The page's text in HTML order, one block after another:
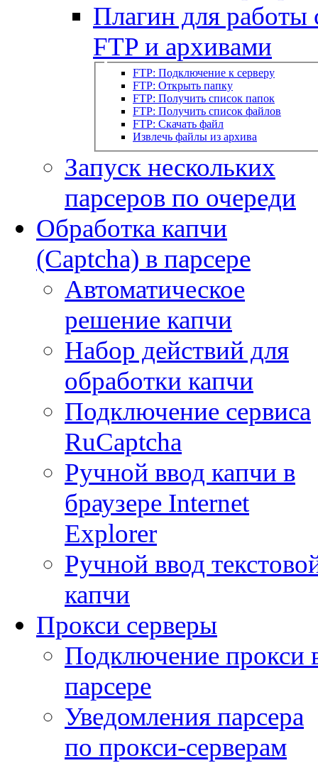
Плагин для работы
FTP и архивами
FTP: Подключение к серверу
FTP: Открыть папку
FTP: Получить список папок
FTP: Получить список файлов
FTP: Скачать файл
Извлечь файлы из архива
Запуск нескольких
парсеров по очереди
Обработка капчи
(Captcha) в парсере
Автоматическое
решение капчи
Набор действий для
обработки капчи
Подключение сервиса
RuCaptcha
Ручной ввод капчи в
браузере Internet
Explorer
Ручной ввод
капчи
Прокси серверы
Подключение прокси
парсере
Уведомления парсера
по прокси-серверам